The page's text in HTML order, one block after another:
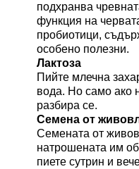
подхранва
функция на
пробиотици,
особено полезни.
Лактоза
Пийте млечна
вода. Но само ако
разбира се.
Семена от
Семената от
натрошената им
пиете сутрин и